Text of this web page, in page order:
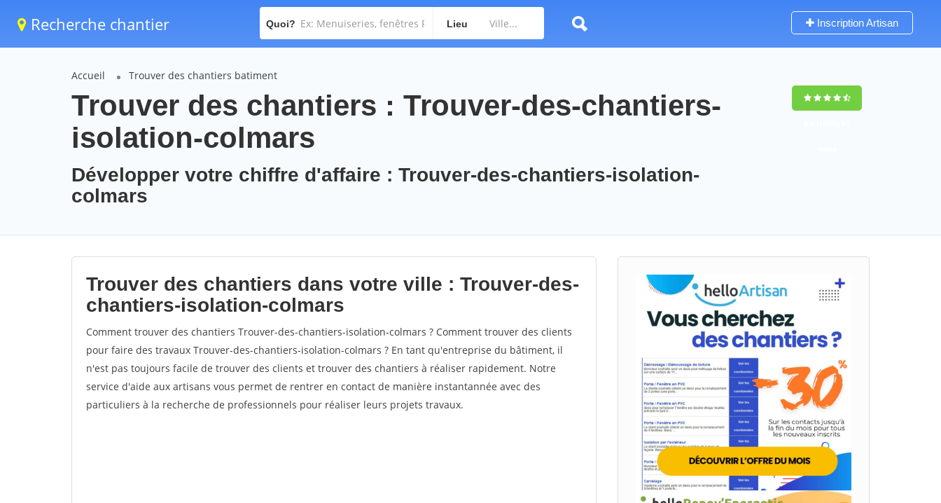
Recherche chantier Quoi? Lieu Inscription Artisan
Accueil Trouver des chantiers batiment
Trouver des chantiers : Trouver-des-chantiers-
isolation-colmars
Développer votre chiffre d'affaire : Trouver-des-chantiers-isolation-
colmars
Trouver des chantiers dans votre ville : Trouver-des-
chantiers-isolation-colmars
Comment trouver des chantiers Trouver-des-chantiers-isolation-colmars ? Comment trouver des clients
pour faire des travaux Trouver-des-chantiers-isolation-colmars ? En tant qu'entreprise du bâtiment, il
n'est pas toujours facile de trouver des clients et trouver des chantiers à réaliser rapidement. Notre
service d'aide aux artisans vous permet de rentrer en contact de manière instantannée avec des
particuliers à la recherche de professionnels pour réaliser leurs projets travaux.